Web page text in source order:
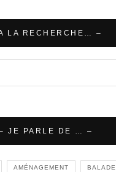
LA RECHERCHE… –
JE PARLE DE … –
AMÉNAGEMENT BALADE